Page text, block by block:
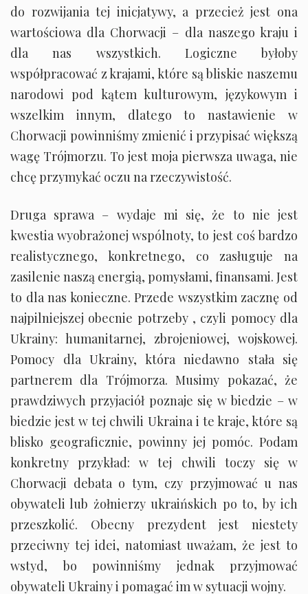
do rozwijania tej inicjatywy, a przecież jest ona
wartościowa dla Chorwacji – dla naszego kraju i
dla nas wszystkich. Logiczne byłoby
współpracować z krajami, które są bliskie naszemu
narodowi pod kątem kulturowym, językowym i
wszelkim innym, dlatego to nastawienie w
Chorwacji powinniśmy zmienić i przypisać większą
wagę Trójmorzu. To jest moja pierwsza uwaga, nie
chcę przymykać oczu na rzeczywistość.
Druga sprawa – wydaje mi się, że to nie jest
kwestia wyobrażonej wspólnoty, to jest coś bardzo
realistycznego, konkretnego, co zasługuje na
zasilenie naszą energią, pomysłami, finansami. Jest
to dla nas konieczne. Przede wszystkim zacznę od
najpilniejszej obecnie potrzeby , czyli pomocy dla
Ukrainy: humanitarnej, zbrojeniowej, wojskowej.
Pomocy dla Ukrainy, która niedawno stała się
partnerem dla Trójmorza. Musimy pokazać, że
prawdziwych przyjaciół poznaje się w biedzie – w
biedzie jest w tej chwili Ukraina i te kraje, które są
blisko geograficznie, powinny jej pomóc. Podam
konkretny przykład: w tej chwili toczy się w
Chorwacji debata o tym, czy przyjmować u nas
obywateli lub żołnierzy ukraińskich po to, by ich
przeszkolić. Obecny prezydent jest niestety
przeciwny tej idei, natomiast uważam, że jest to
wstyd, bo powinniśmy jednak przyjmować
obywateli Ukrainy i pomagać im w sytuacji wojny.